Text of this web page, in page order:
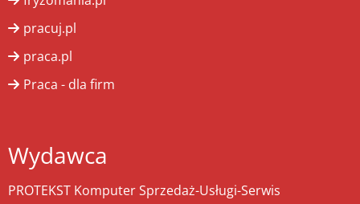
pracuj.pl
praca.pl
Praca - dla firm
Wydawca
PROTEKST Komputer Sprzedaż-Usługi-Serwis